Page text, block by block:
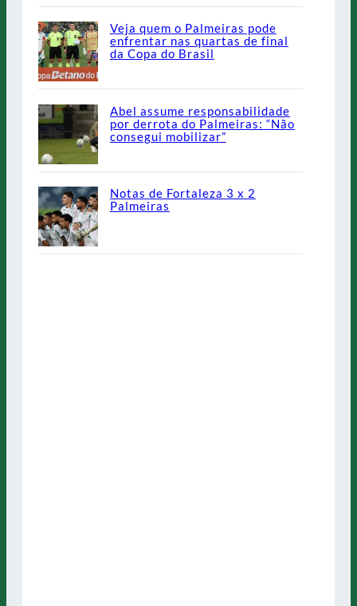
Veja quem o Palmeiras pode
enfrentar nas quartas de final
da Copa do Brasil
Abel assume responsabilidade
por derrota do Palmeiras: “Não
consegui mobilizar”
Notas de Fortaleza 3 x 2
Palmeiras